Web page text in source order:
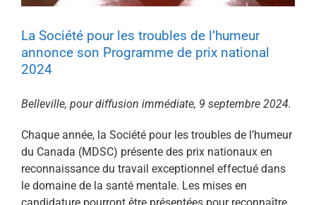
La Société pour les troubles de l’humeur
annonce son Programme de prix national
2024
Belleville, pour diffusion immédiate, 9 septembre 2024.
Chaque année, la Société pour les troubles de l’humeur
du Canada (MDSC) présente des prix nationaux en
reconnaissance du travail exceptionnel effectué dans
le domaine de la santé mentale. Les mises en